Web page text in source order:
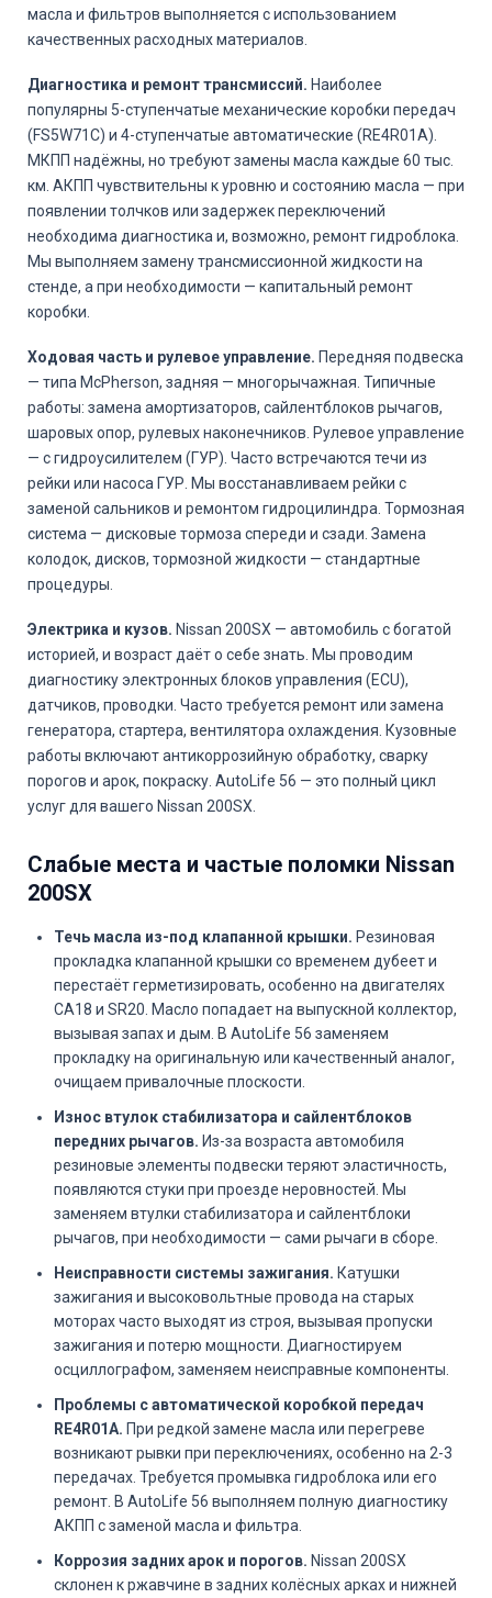
масла и фильтров выполняется с использованием
качественных расходных материалов.
Диагностика и ремонт трансмиссий. Наиболее
популярны 5-ступенчатые механические коробки передач
(FS5W71C) и 4-ступенчатые автоматические (RE4R01A).
МКПП надёжны, но требуют замены масла каждые 60 тыс.
км. АКПП чувствительны к уровню и состоянию масла — при
появлении толчков или задержек переключений
необходима диагностика и, возможно, ремонт гидроблока.
Мы выполняем замену трансмиссионной жидкости на
стенде, а при необходимости — капитальный ремонт
коробки.
Ходовая часть и рулевое управление. Передняя подвеска
— типа McPherson, задняя — многорычажная. Типичные
работы: замена амортизаторов, сайлентблоков рычагов,
шаровых опор, рулевых наконечников. Рулевое управление
— с гидроусилителем (ГУР). Часто встречаются течи из
рейки или насоса ГУР. Мы восстанавливаем рейки с
заменой сальников и ремонтом гидроцилиндра. Тормозная
система — дисковые тормоза спереди и сзади. Замена
колодок, дисков, тормозной жидкости — стандартные
процедуры.
Электрика и кузов. Nissan 200SX — автомобиль с богатой
историей, и возраст даёт о себе знать. Мы проводим
диагностику электронных блоков управления (ECU),
датчиков, проводки. Часто требуется ремонт или замена
генератора, стартера, вентилятора охлаждения. Кузовные
работы включают антикоррозийную обработку, сварку
порогов и арок, покраску. AutoLife 56 — это полный цикл
услуг для вашего Nissan 200SX.
Слабые места и частые поломки Nissan
200SX
Течь масла из-под клапанной крышки. Резиновая
прокладка клапанной крышки со временем дубеет и
перестаёт герметизировать, особенно на двигателях
CA18 и SR20. Масло попадает на выпускной коллектор,
вызывая запах и дым. В AutoLife 56 заменяем
прокладку на оригинальную или качественный аналог,
очищаем привалочные плоскости.
Износ втулок стабилизатора и сайлентблоков
передних рычагов. Из-за возраста автомобиля
резиновые элементы подвески теряют эластичность,
появляются стуки при проезде неровностей. Мы
заменяем втулки стабилизатора и сайлентблоки
рычагов, при необходимости — сами рычаги в сборе.
Неисправности системы зажигания. Катушки
зажигания и высоковольтные провода на старых
моторах часто выходят из строя, вызывая пропуски
зажигания и потерю мощности. Диагностируем
осциллографом, заменяем неисправные компоненты.
Проблемы с автоматической коробкой передач
RE4R01A. При редкой замене масла или перегреве
возникают рывки при переключениях, особенно на 2-3
передачах. Требуется промывка гидроблока или его
ремонт. В AutoLife 56 выполняем полную диагностику
АКПП с заменой масла и фильтра.
Коррозия задних арок и порогов. Nissan 200SX
склонен к ржавчине в задних колёсных арках и нижней